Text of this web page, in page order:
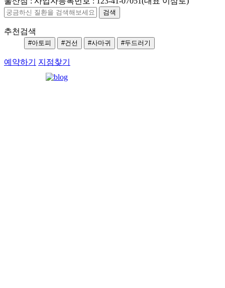
추천검색
#아토피 #건선 #사마귀 #두드러기
예약하기 지점찾기